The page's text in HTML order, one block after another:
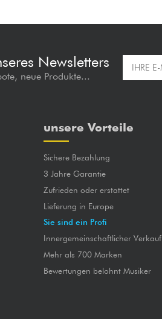
Newsletters
neue Produkte...
unsere Vorteile
Sichere Bezahlung
3 Jahre Garantie
Zufrieden oder erstattet
Lieferung in Europe
Sie sind ein Profi
Innergemeinschaftlicher Verkauf
Mehr als 700 Marken
Bewertungen belohnt Musiker